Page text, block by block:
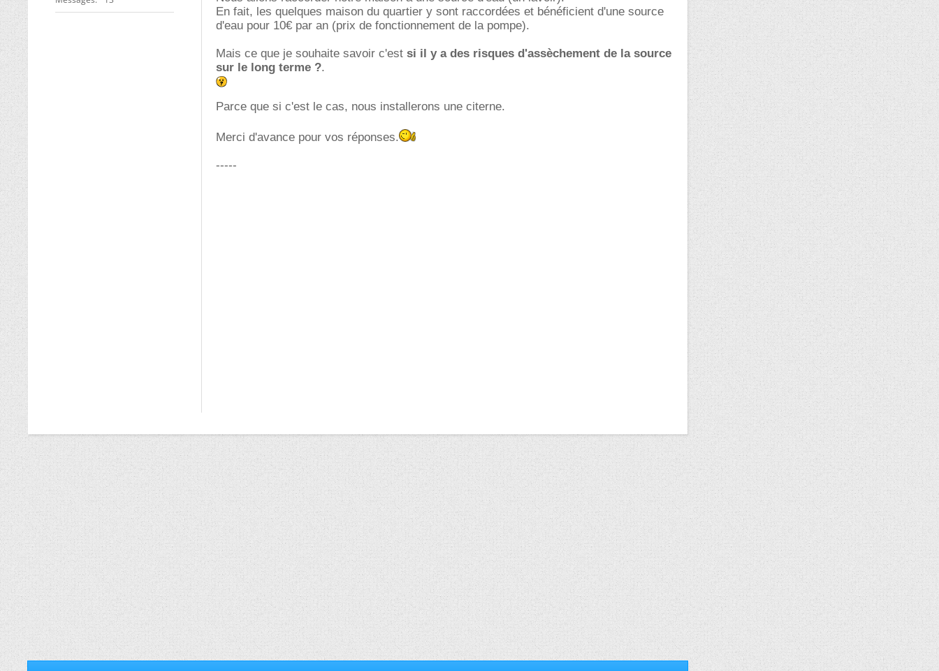
En fait, les quelques maison du quartier y sont raccordées et bénéficient d'une source
d'eau pour 10€ par an (prix de fonctionnement de la pompe).
Mais ce que je souhaite savoir c'est si il y a des risques d'assèchement de la source
sur le long terme ?.
Parce que si c'est le cas, nous installerons une citerne.
Merci d'avance pour vos réponses.
-----